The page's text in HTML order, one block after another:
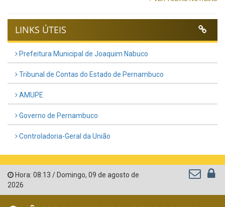
LINKS ÚTEIS
Prefeitura Municipal de Joaquim Nabuco
Tribunal de Contas do Estado de Pernambuco
AMUPE
Governo de Pernambuco
Controladoria-Geral da União
Hora: 08:13 / Domingo, 09 de agosto de
2026